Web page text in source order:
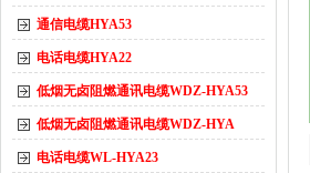
通信电缆HYA53
电话电缆HYA22
低烟无卤阻燃通讯电缆WDZ-HYA53
低烟无卤阻燃通讯电缆WDZ-HYA
电话电缆WL-HYA23